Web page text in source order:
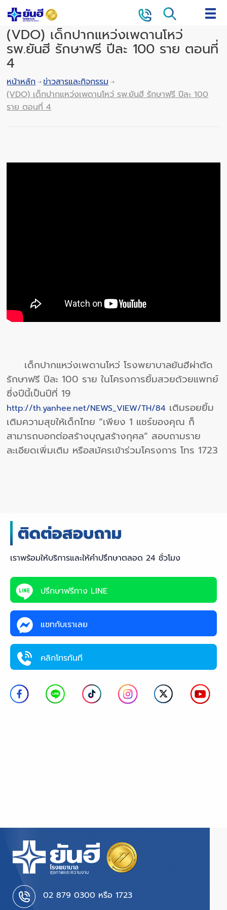
(VDO) เด็กปากแหว่งเพดานโหว่
รพ.ยันฮี รักษาฟรี ปีละ 100 ราย ตอนที่
4
หน้าหลัก
ข่าวสารและกิจกรรม
(VDO) เด็กปากแหว่งเพดานโหว่ รพ.ยันฮี รักษาฟรี ปีละ 100
ราย ตอนที่ 4
เด็กปากแหว่งเพดานโหว่ โรงพยาบาลยันฮีผ่าตัด
รักษาฟรี ปีละ 100 ราย ในโครงการยิ้มสวยด้วยแพทย์
ซึ่งปีนี้เป็นปีที่ 19
http://th.yanhee.net/NEWS_VIEW/TH/84 เติมรอยยิ้ม
เติมความสุขให้เด็กไทย “เพียง 1 แชร์ของคุณ ก็
สามารถบอกต่อสร้างบุญสร้างกุศล” สอบถามราย
ละเอียดเพิ่มเติม หรือสมัครเข้าร่วมโครงการ โทร 1723
เราพร้อมให้บริการและให้คำปรึกษาตลอด 24 ชั่วโมง
ปรึกษาฟรีทาง LINE
แชทกับเราเลย
คลิกโทรทันที
02 879 0300 หรือ 1723